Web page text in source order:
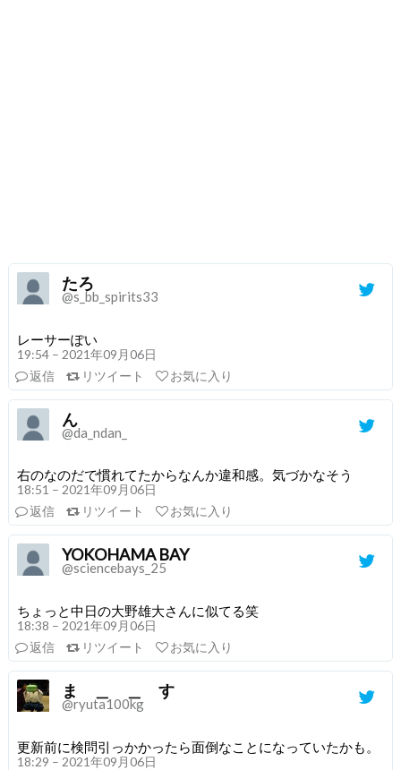
たろ
@s_bb_spirits33
レーサーぽい
19:54 – 2021年09月06日
返信
リツイート お気に入り
ん
@da_ndan_
右のなのだで慣れてたからなんか違和感。気づかなそう
18:51 – 2021年09月06日
返信
リツイート お気に入り
YOKOHAMA BAY
@sciencebays_25
ちょっと中日の大野雄大さんに似てる笑
18:38 – 2021年09月06日
返信
リツイート お気に入り
ま ＿ ＿ す
@ryuta100kg
更新前に検問引っかかったら面倒なことになっていたかも。
18:29 – 2021年09月06日